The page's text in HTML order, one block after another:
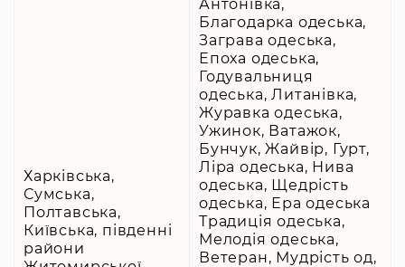
Харківська,
Сумська,
Полтавська,
Київська, південні
райони
Антонівка,
Благодарка одеська,
Заграва одеська,
Епоха одеська,
Годувальниця
одеська, Литанівка,
Журавка одеська,
Ужинок, Ватажок,
Бунчук, Жайвір, Гурт,
Ліра одеська, Нива
одеська, Щедрість
одеська, Ера одеська
Традиція одеська,
Мелодія одеська,
Ветеран, Мудрість од,